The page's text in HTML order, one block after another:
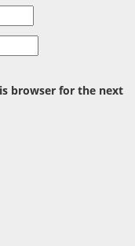
browser for the next